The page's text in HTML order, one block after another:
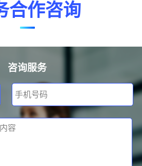
合作咨询
咨询服务
手机号码
容